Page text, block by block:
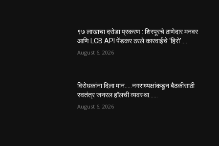
९७ लाखाचा दरोडा प्रकरण : शिरपूरचे ठाणेदार मनवर
आणि LCB API पेंडकर ठरले कारवाईचे ‘हिरो’….
August 6, 2026
विरोधकांना दिला मान…..नगराध्यक्षांकडून बैठकीसाठी
स्वतंत्र जनरल हॉलची व्यवस्था……
August 6, 2026